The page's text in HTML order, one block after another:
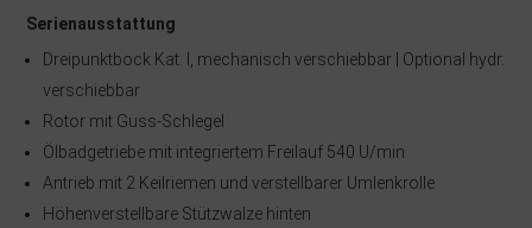
Serienausstattung
Dreipunktbock Kat. I, mechanisch verschiebbar | Optional hydr.
verschiebbar
Rotor mit Guss-Schlegel
Ölbadgetriebe mit integriertem Freilauf 540 U/min
Antrieb mit 2 Keilriemen und verstellbarer Umlenkrolle
Höhenverstellbare Stützwalze hinten